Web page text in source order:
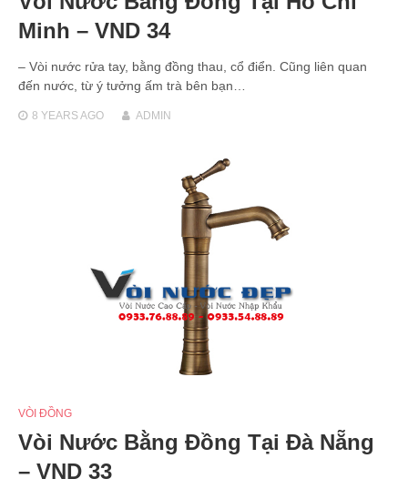
Minh – VND 34
– Vòi nước rửa tay, bằng đồng thau, cổ điển. Cũng liên quan
đến nước, từ ý tưởng ấm trà bên bạn…
8 YEARSAGO ADMIN
VÒI ĐỒNG
Vòi Nước Bằng Đồng Tại Đà Nẵng
– VND 33